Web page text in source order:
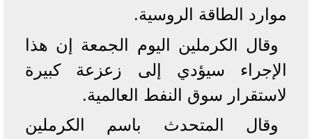
موارد الطاقة الروسية.
وقال الكرملين اليوم الجمعة إن هذا
الإجراء سيؤدي إلى زعزعة كبيرة
لاستقرار سوق النفط العالمية.
وقال المتحدث باسم الكرملين